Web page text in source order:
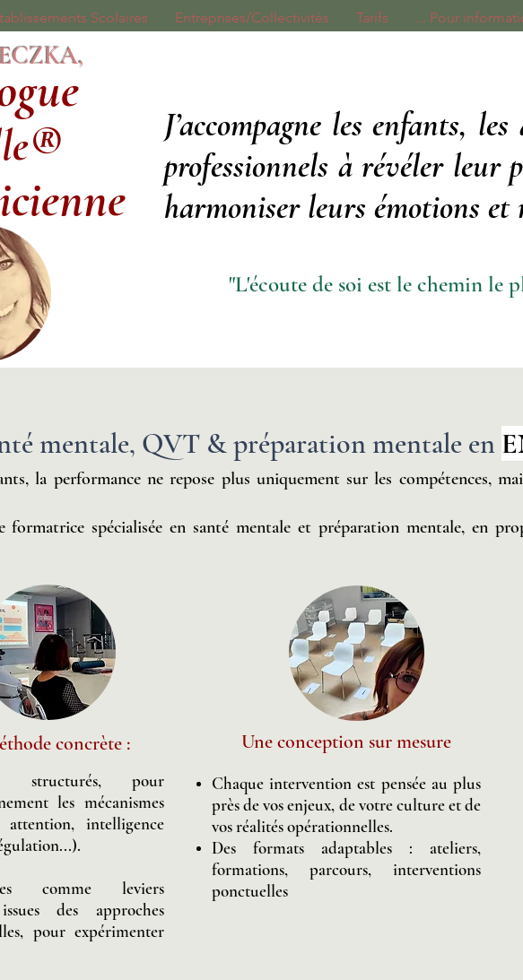
J’accompagne les enfants,
professionnels à révéler leur
harmoniser leurs émotions
"L'écoute de soi est le chemin le
Pour
Tarifs
Entreprises/Collectivités
Scolaires
mentale, QVT & préparation mentale en
la performance ne repose plus uniquement sur les compétences,
formatrice spécialisée en santé mentale et préparation mentale, en
concrète :
structurés, pour
les mécanismes
intelligence
comme leviers
des approches
pour expérimenter
Une conception sur mesure
Chaque intervention est pensée au plus
près de vos enjeux, de votre culture et de
vos réalités opérationnelles.
Des formats adaptables : ateliers,
formations, parcours, interventions
ponctuelles